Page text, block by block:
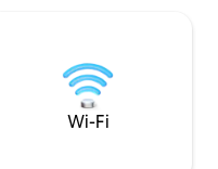
Wi-Fi